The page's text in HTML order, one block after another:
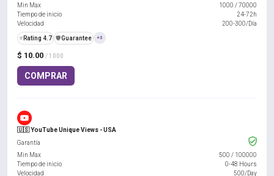
$ 10.00 / 1000
COMPRAR
Min Max
1000 /70000
Tiempo de inicio
24-72h
Velocidad
200-300/Día
⭐ Rating 4.7 ️🛡️Guarantee +3
🇺🇸 YouTube Unique Views - USA
Garantía
Min Max
500 / 100000
Tiempo de inicio
0-48 Hours
Velocidad
500/Day